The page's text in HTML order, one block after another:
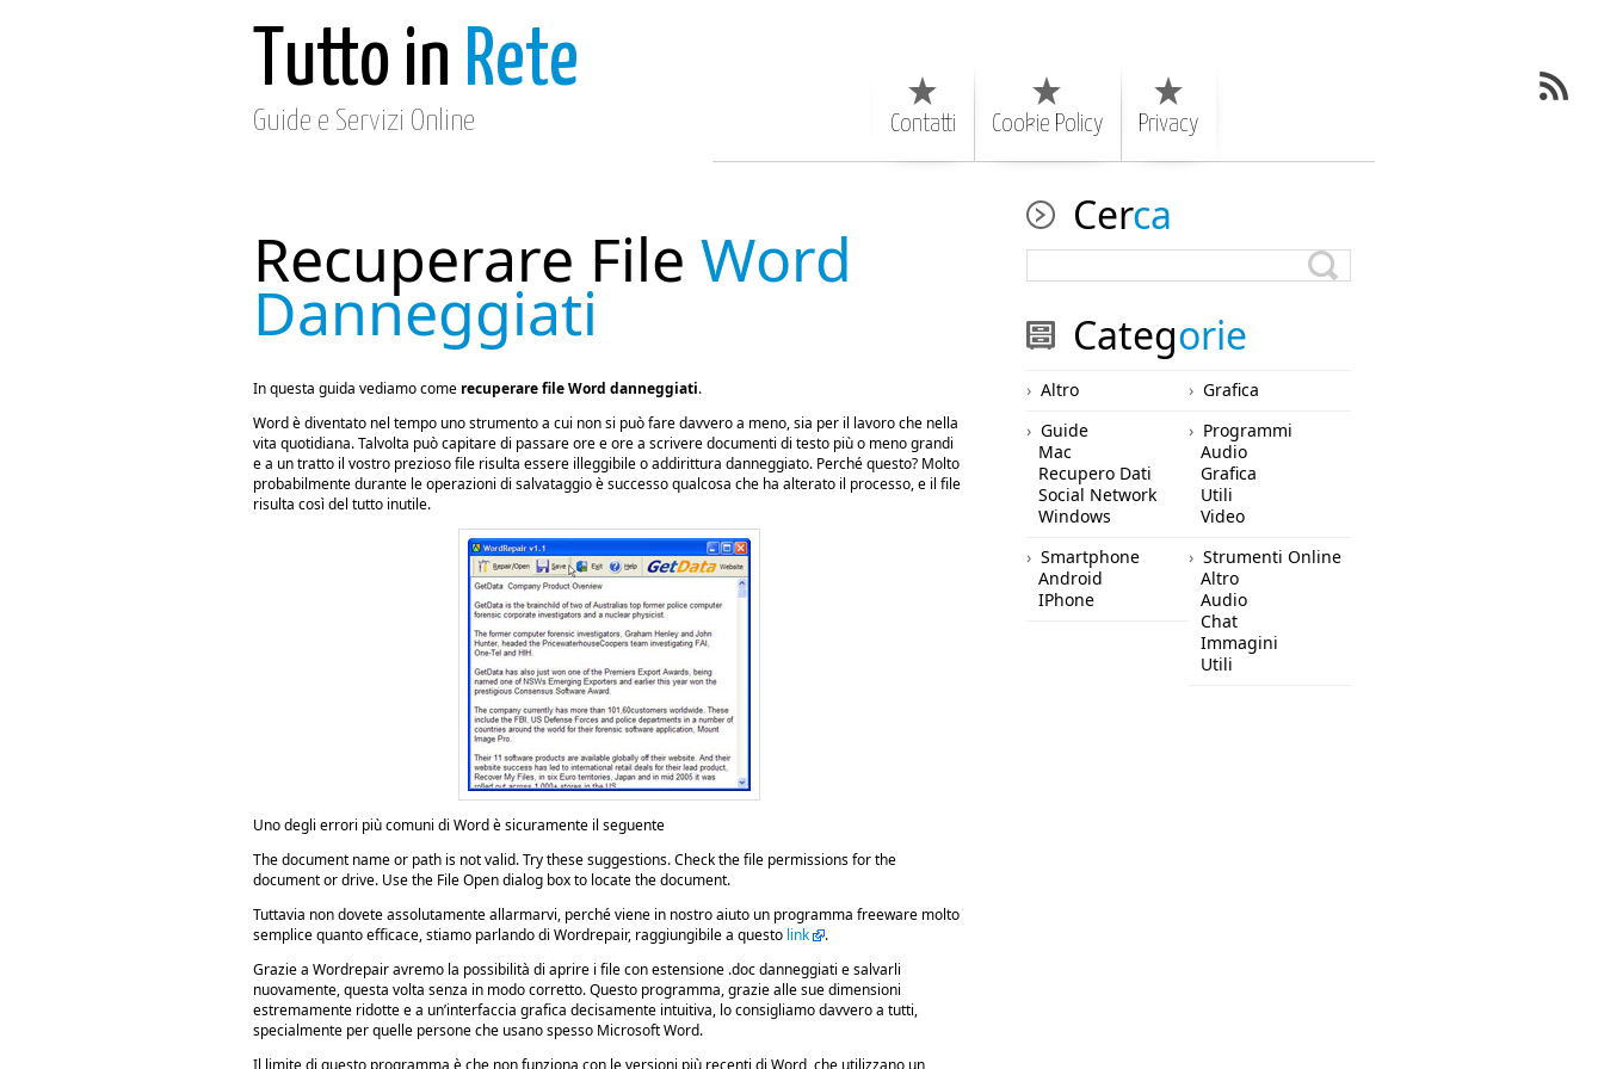
Tutto in Rete
Guide e Servizi Online Contatti Cookie Policy Privacy
Recuperare File Word
Danneggiati
In questa guida vediamo come recuperare file Word danneggiati.
Word è diventato nel tempo uno strumento a cui non si può fare davvero a meno, sia per il lavoro che nella
vita quotidiana. Talvolta può capitare di passare ore e ore a scrivere documenti di testo più o meno grandi
e a un tratto il vostro prezioso file risulta essere illeggibile o addirittura danneggiato. Perché questo? Molto
probabilmente durante le operazioni di salvataggio è successo qualcosa che ha alterato il processo, e il file
risulta così del tutto inutile.
Uno degli errori più comuni di Word è sicuramente il seguente
The document name or path is not valid. Try these suggestions. Check the file permissions for the
document or drive. Use the File Open dialog box to locate the document.
Tuttavia non dovete assolutamente allarmarvi, perché viene in nostro aiuto un programma freeware molto
semplice quanto efficace, stiamo parlando di Wordrepair, raggiungibile a questo link
.
Grazie a Wordrepair avremo la possibilità di aprire i file con estensione .doc danneggiati e salvarli
nuovamente, questa volta senza in modo corretto. Questo programma, grazie alle sue dimensioni
estremamente ridotte e a un’interfaccia grafica decisamente intuitiva, lo consigliamo davvero a tutti,
specialmente per quelle persone che usano spesso Microsoft Word.
Il limite di questo programma è che non funziona con le versioni più recenti di Word, che utilizzano un
Cerca
Categorie
Altro
Grafica
Guide
Mac
Recupero Dati
Social Network
Windows
Programmi
Audio
Grafica
Utili
Video
Smartphone
Android
IPhone
Strumenti Online
Altro
Audio
Chat
Immagini
Utili